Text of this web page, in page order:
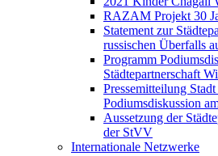
RAZAM Projekt 30
Statement zur
russischen Überfalls
Programm
Städtepartnerschaft
Pressemitteilung
Podiumsdiskussion
Aussetzung der
der StVV
Internationale Netzwerke